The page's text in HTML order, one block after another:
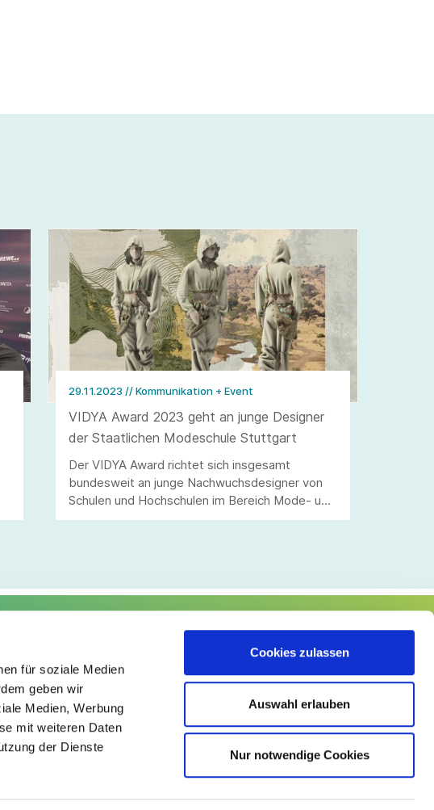
für soziale Medien
geben wir
Medien, Werbung
mit weiteren Daten
der Dienste
Cookies zulassen
Auswahl erlauben
Nur notwendige Cookies
29.11.2023 // Kommunikation + Event
VIDYA Award 2023 geht an junge Designer
der Staatlichen Modeschule Stuttgart
Der VIDYA Award richtet sich insgesamt
bundesweit an junge Nachwuchsdesigner von
Schulen und Hochschulen im Bereich Mode- und
Bekleidungstechnik.